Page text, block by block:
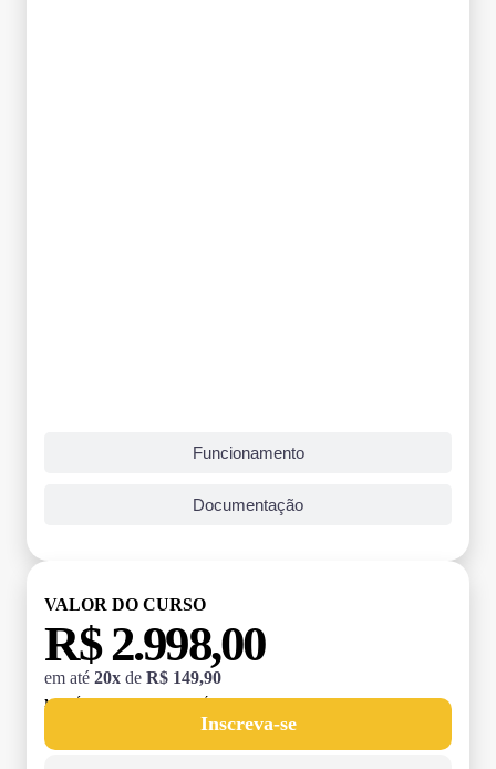
Funcionamento
Documentação
VALOR DO CURSO
R$ 2.998,00
em até 20x de R$ 149,90
MATRÍCULA:
Inscreva-se